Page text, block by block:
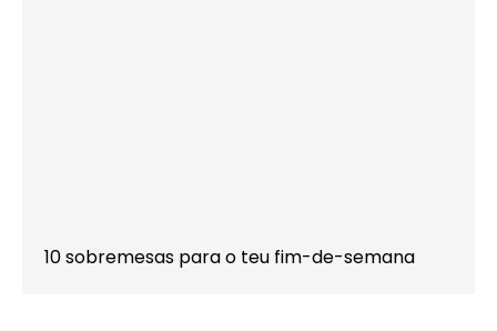
10 sobremesas para o teu fim-de-semana